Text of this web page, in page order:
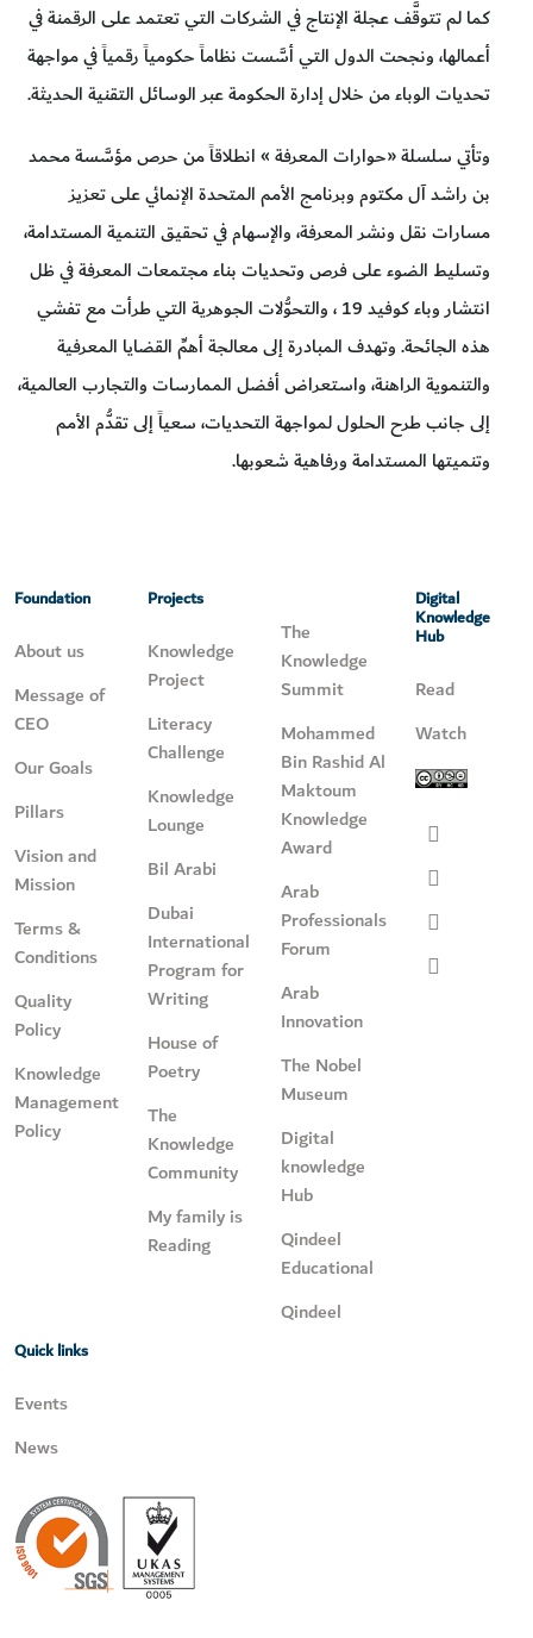
كما لم تتوقَّف عجلة الإنتاج في الشركات التي تعتمد على الرقمنة في
أعمالها، ونجحت الدول التي أسَّست نظاماً حكومياً رقمياً في مواجهة
تحديات الوباء من خلال إدارة الحكومة عبر الوسائل التقنية الحديثة.
وتأتي سلسلة «حوارات المعرفة » انطلاقاً من حرص مؤسَّسة محمد
بن راشد آل مكتوم وبرنامج الأمم المتحدة الإنمائي على تعزيز
مسارات نقل ونشر المعرفة، والإسهام في تحقيق التنمية المستدامة،
وتسليط الضوء على فرص وتحديات بناء مجتمعات المعرفة في ظل
انتشار وباء كوفيد 19 ، والتحوُّلات الجوهرية التي طرأت مع تفشي
هذه الجائحة. وتهدف المبادرة إلى معالجة أهمِّ القضايا المعرفية
والتنموية الراهنة، واستعراض أفضل الممارسات والتجارب العالمية،
إلى جانب طرح الحلول لمواجهة التحديات، سعياً إلى تقدُّم الأمم
وتنميتها المستدامة ورفاهية شعوبها.
Foundation
About us
Message of
CEO
Our Goals
Pillars
Vision and
Mission
Terms &
Conditions
Quality
Policy
Knowledge
Management
Policy
Projects
Knowledge
Project
Literacy
Challenge
Knowledge
Lounge
Bil Arabi
Dubai
International
Program for
Writing
House of
Poetry
The
Knowledge
Community
My family is
Reading
The
Knowledge
Summit
Mohammed
Bin Rashid Al
Maktoum
Knowledge
Award
Arab
Professionals
Forum
Arab
Innovation
The Nobel
Museum
Digital
knowledge
Hub
Qindeel
Educational
Qindeel
Digital
Knowledge
Hub
Read
Watch
Quick links
Events
News